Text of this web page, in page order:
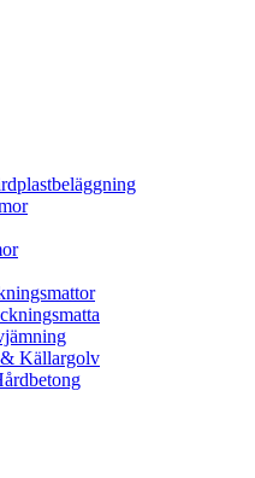
Källargolv